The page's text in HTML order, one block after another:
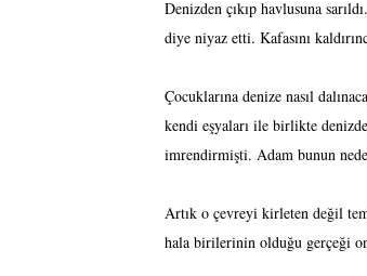
Denizden çıkıp havlusuna
diye niyaz etti. Kafasını
Çocuklarına denize nasıl
kendi eşyaları ile birlikte
imrendirmişti. Adam bunun
Artık o çevreyi kirleten değil
hala birilerinin olduğu gerçeği